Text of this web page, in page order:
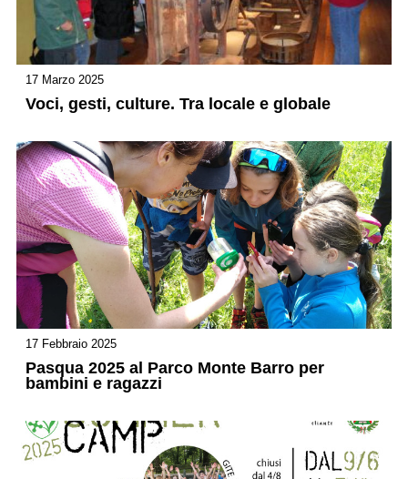
17 Marzo 2025
Voci, gesti, culture. Tra locale e globale
17 Febbraio 2025
Pasqua 2025 al Parco Monte Barro per
bambini e ragazzi